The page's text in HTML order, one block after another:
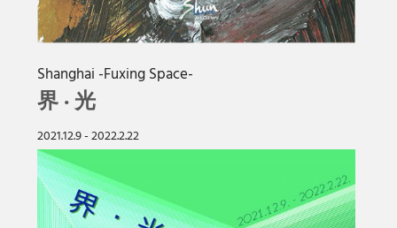
Shanghai -Fuxing Space-
界 · 光
2021.12.9 - 2022.2.22